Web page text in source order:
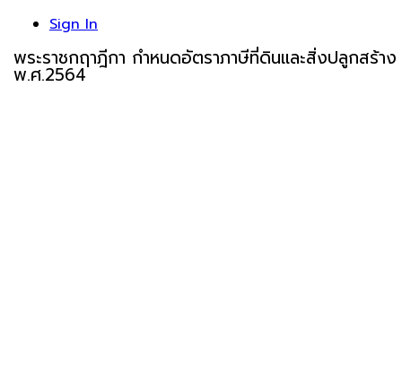
Sign In
พระราชกฤาฎีกา กำหนดอัตราภาษีที่ดินและสิ่งปลูกสร้าง
พ.ศ.2564